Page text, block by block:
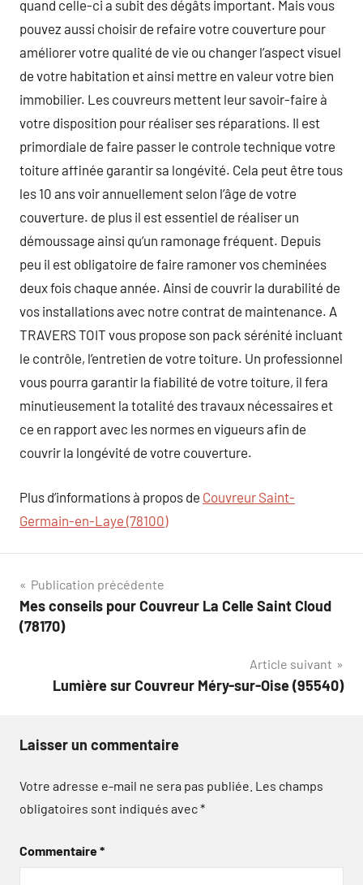
quand celle-ci a subit des dégâts important. Mais vous
pouvez aussi choisir de refaire votre couverture pour
améliorer votre qualité de vie ou changer l’aspect visuel
de votre habitation et ainsi mettre en valeur votre bien
immobilier. Les couvreurs mettent leur savoir-faire à
votre disposition pour réaliser ses réparations. Il est
primordiale de faire passer le controle technique votre
toiture affinée garantir sa longévité. Cela peut être tous
les 10 ans voir annuellement selon l’âge de votre
couverture. de plus il est essentiel de réaliser un
démoussage ainsi qu’un ramonage fréquent. Depuis
peu il est obligatoire de faire ramoner vos cheminées
deux fois chaque année. Ainsi de couvrir la durabilité de
vos installations avec notre contrat de maintenance. A
TRAVERS TOIT vous propose son pack sérénité incluant
le contrôle, l’entretien de votre toiture. Un professionnel
vous pourra garantir la fiabilité de votre toiture, il fera
minutieusement la totalité des travaux nécessaires et
ce en rapport avec les normes en vigueurs afin de
couvrir la longévité de votre couverture.
Plus d’informations à propos de Couvreur Saint-
Germain-en-Laye (78100)
Navigation
de
Publication précédente
Mes conseils pour Couvreur La Celle Saint Cloud
(78170)
Article suivant
Lumière sur Couvreur Méry-sur-Oise (95540)
Laisser un commentaire
Votre adresse e-mail ne sera pas publiée. Les champs
obligatoires sont indiqués avec*
Commentaire*